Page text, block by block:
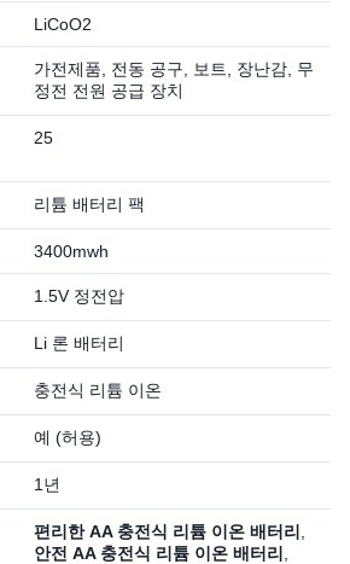
LiCoO2
가전제품, 전동 공구, 보트, 장난감, 무
정전 전원 공급 장치
25
리튬 배터리 팩
3400mwh
1.5V 정전압
Li 론 배터리
충전식 리튬 이온
예 (허용)
1년
편리한 AA 충전식 리튬 이온 배터리
안전 AA 충전식 리튬 이온 배터리